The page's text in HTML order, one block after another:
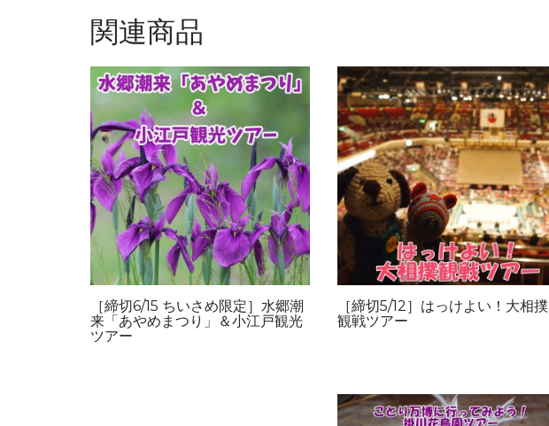
関連商品
［締切6/15 ちいさめ限定］水郷潮
来「あやめまつり」＆小江戸観光
ツアー
［締切5/12］はっけよい！大相撲
観戦ツアー